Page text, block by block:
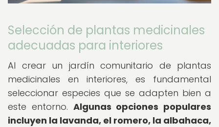
Selección de plantas medicinales
adecuadas para interiores
Al crear un jardín comunitario de plantas
medicinales en interiores, es fundamental
seleccionar especies que se adapten bien a
este entorno. Algunas opciones populares
incluyen la lavanda, el romero, la albahaca,